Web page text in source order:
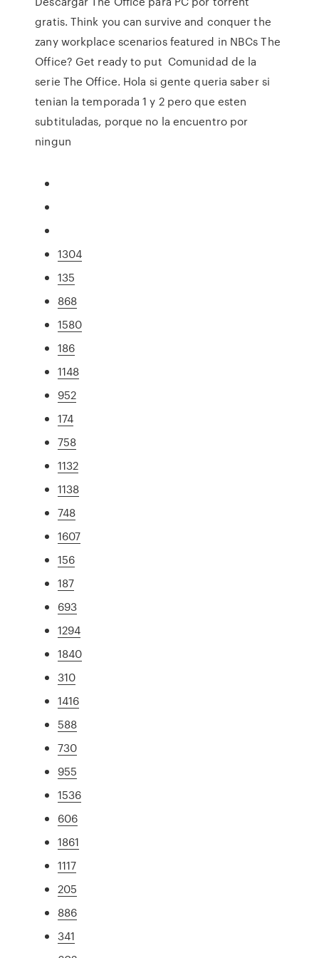
gratis. Think you can survive and conquer the
zany workplace scenarios featured in NBCs The
Office? Get ready to put Comunidad de la
serie The Office. Hola si gente queria saber si
tenian la temporada 1 y 2 pero que esten
subtituladas, porque no la encuentro por
ningun
1304
135
868
1580
186
1148
952
174
758
1132
1138
748
1607
156
187
693
1294
1840
310
1416
588
730
955
1536
606
1861
1117
205
886
341